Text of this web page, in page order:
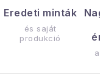
Eredeti minták
és saját
produkció